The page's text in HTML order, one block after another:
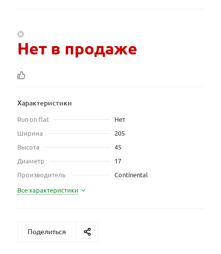
Нет в продаже
Характеристики
Run on flat
Нет
Ширина
205
Высота
45
Диаметр
17
Производитель
Continental
Все характеристики
Поделиться